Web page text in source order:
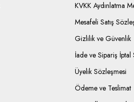
KVKK Aydınlatma
Mesafeli Satış
Gizlilik ve Güvenlik
İade ve Sipariş İptal
Üyelik Sözleşmesi
Ödeme ve Teslimat